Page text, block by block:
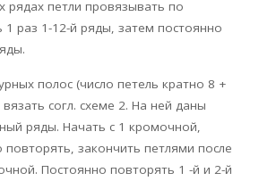
рядах петли провязывать по
1 раз 1-12-й ряды, затем постоянно
полос (число петель кратно 8 +
согл. схеме 2. На ней даны
ряды. Начать с 1 кромочной,
закончить петлями после
Постоянно повторять 1 -й и 2-й